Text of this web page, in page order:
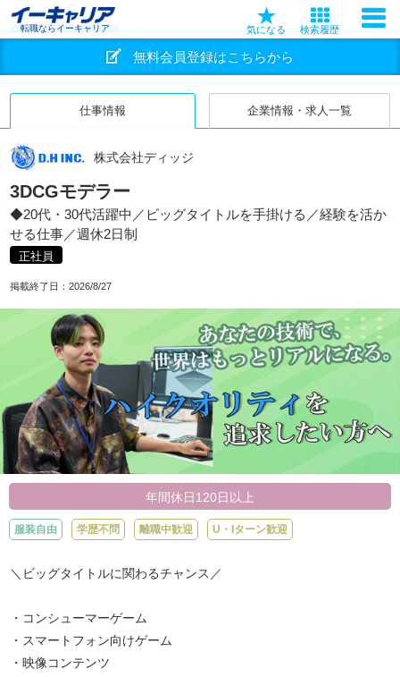
転職ならイーキャリア 気になる 検索履歴
無料会員登録はこちらから
仕事情報 企業情報・求人一覧
株式会社ディッジ
3DCGモデラー
◆20代・30代活躍中／ビッグタイトルを手掛ける／経験を活か
せる仕事／週休2日制
正社員
掲載終了日： 2026/8/27
年間休日120日以上
服装自由 学歴不問 離職中歓迎 U・Iターン歓迎
＼ビッグタイトルに関わるチャンス／
・コンシューマーゲーム
・スマートフォン向けゲーム
・映像コンテンツ